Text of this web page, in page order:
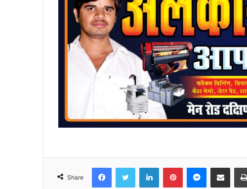
Share
FacebookTwitter LinkedInPinterestMessenger
Share via Email